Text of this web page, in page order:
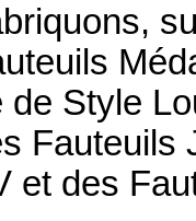
de Style
Fauteuils
et des